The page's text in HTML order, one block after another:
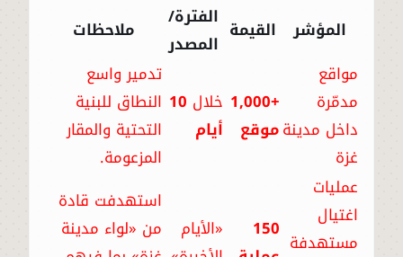
المؤشر القيمة الفترة/
المصدر
ملاحظات
مواقع
مدمّرة
داخل مدينة
غزة
+1,000
موقع
خلال 10
أيام
تدمير واسع
النطاق للبنية
التحتية والمقار
المزعومة.
عمليات
اغتيال
مستهدفة 150
«الأيام
استهدفت قادة
من «لواء مدينة